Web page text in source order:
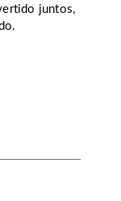
juntos,